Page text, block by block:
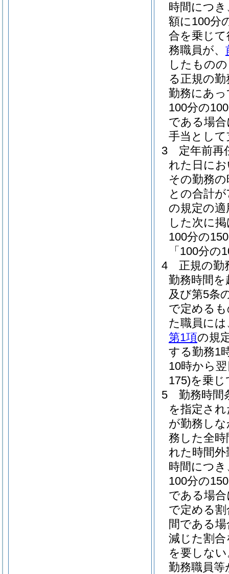
時間につき
額に100分
合を乗じ
務職員が、
したもの
る正規の
勤務にあ
100分の100
である場
手当とし
3
定年前再
れた日に
その勤務
との合計
の規定の
した次に
100分の
「100分の
4
正規の勤
勤務時間
及び第5条
で定める
た職員に
第1項の規
する勤務1
10時から
175)を乗じ
5
勤務時間
を指定さ
が勤務し
務した全
れた時間
時間につき
100分の150
である場
で定める割
間である
減じた割
を要しな
勤務職員等